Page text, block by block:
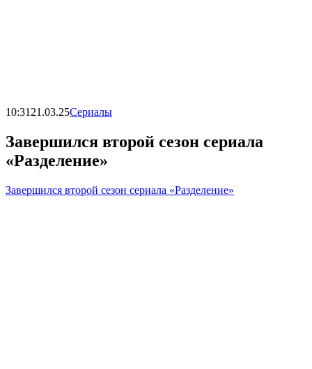
10:31 21.03.25Сериалы
Завершился второй сезон сериала
«Разделение»
Завершился второй сезон сериала «Разделение»